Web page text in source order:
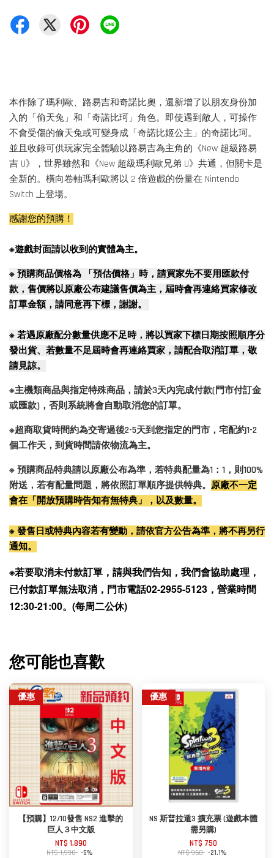
本作除了瑪利歐、路易吉和奇諾比奧，還新增了以朋友身份加
入的「偷天兔」和「奇諾比珂」角色。即使遇到敵人，可操作
不會受傷的偷天兔或可變身成「奇諾比姬公主」的奇諾比珂。
並且收錄可供玩家完全體驗以路易吉為主角的《New 超級路易
吉 U》，世界雖然和《New 超級瑪利歐兄弟 U》共通，但關卡是
全新的。橫向卷軸瑪利歐將以 2 倍遊戲的份量在 Nintendo
Switch 上登場。
感謝您的預購！
※遊戲封面請以收到的實體為主。
※ 預購商品價格為 「預估價格」時，請買家先不要用匯款付
款，售價將以原廠公布建議售價為主，屆時會再連絡買家修改
訂單金額，請同意再下標，謝謝。
※ 若遇原廠配分數量供應不足時，將以買家下標日期按照順序分
發出貨、若數量不足屆時會再連絡買家，請配合取消訂單，敬
請見諒。
※主機類商品與指定特殊商品，請於3天內完成付款(門市付訂金
或匯款)，否則系統將會自動取消您的訂單。
※超商取貨時間約為交寄過後2-5天到您指定的門市，宅配約1-2
個工作天，到貨時間請依物流為主。
※ 預購商品特典請以原廠公布為準，若特典配量為1：1，則100%
附送，若有配量問題，將依照訂單順序提供特典。 原廠不一定
會在「開放預購時告知有無特典」，以及數量。
※ 發售日或特典內容若有變動，請依官方公告為準，將不再另行
通知。
※若要取消未付款訂單，請與我們告知，我們會協助處理，
已付款訂單無法取消，門市電話02-2955-5123，營業時間
12:30-21:00。(每周二公休)
您可能也喜歡
優惠
【預購】12/10發售 NS2 進擊的
巨人３中文版
NT$ 1,890
NT$ 1,990 -5%
優惠
NS 斯普拉遁3 擴充票 (遊戲本體
需另購)
NT$ 750
NT$ 950 -21.1%